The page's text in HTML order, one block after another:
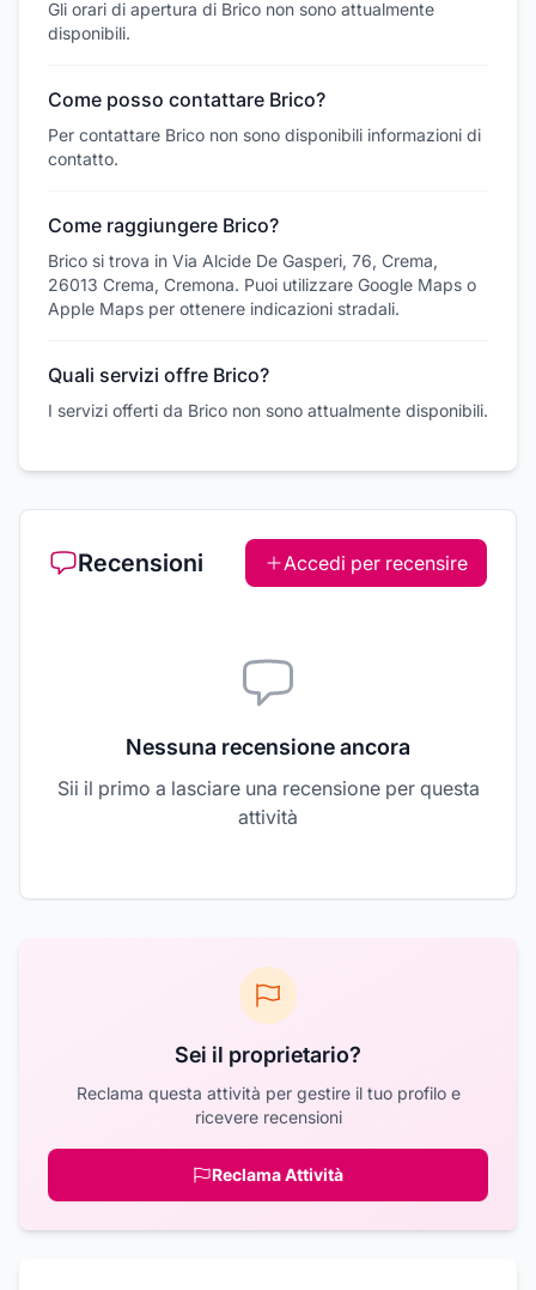
Gli orari di apertura di Brico non sono attualmente
disponibili.
Come posso contattare Brico?
Per contattare Brico non sono disponibili informazioni di
contatto.
Come raggiungere Brico?
Brico si trova in Via Alcide De Gasperi, 76, Crema,
26013 Crema, Cremona. Puoi utilizzare Google Maps o
Apple Maps per ottenere indicazioni stradali.
Quali servizi offre Brico?
I servizi offerti da Brico non sono attualmente disponibili.
Recensioni Accedi per recensire
Nessuna recensione ancora
Sii il primo a lasciare una recensione per questa
attività
Sei il proprietario?
Reclama questa attività per gestire il tuo profilo e
ricevere recensioni
Reclama Attività